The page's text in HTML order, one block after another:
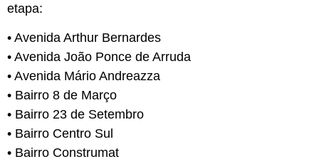
etapa:
• Avenida Arthur Bernardes
• Avenida João Ponce de Arruda
• Avenida Mário Andreazza
• Bairro 8 de Março
• Bairro 23 de Setembro
• Bairro Centro Sul
• Bairro Construmat